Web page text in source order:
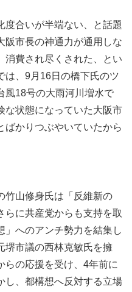
度合いが半端ない、と話題
阪市長の神通力が通用しな
消費され尽くされた、とい
は、9月16日の橋下氏のツ
風18号の大雨河川増水で
な状態になっていた大阪市
ばかりつぶやいていたから
竹山修身氏は「反維新の
らに共産党からも支持を取
」へのアンチ勢力を結集し
堺市議の西林克敏氏を擁
らの応援を受け、4年前に
し、都構想へ反対する立場